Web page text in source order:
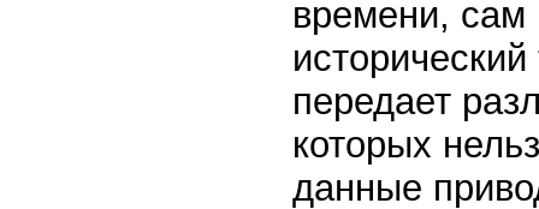
времени, сам
передает
которых
данные